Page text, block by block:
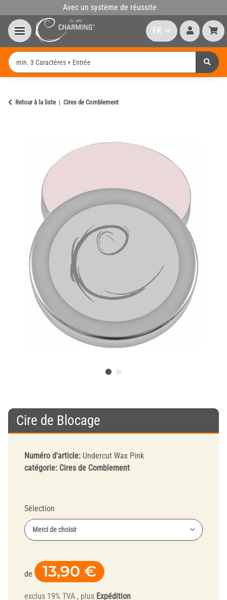
Avec un système de réussite
FR
Retour à la liste Cires de Comblement
Cire de Blocage
Numéro d'article: Undercut Wax Pink
catégorie: Cires de Comblement
Sélection
Merci de choisir
de 13,90 €
exclus 19% TVA , plus Expédition